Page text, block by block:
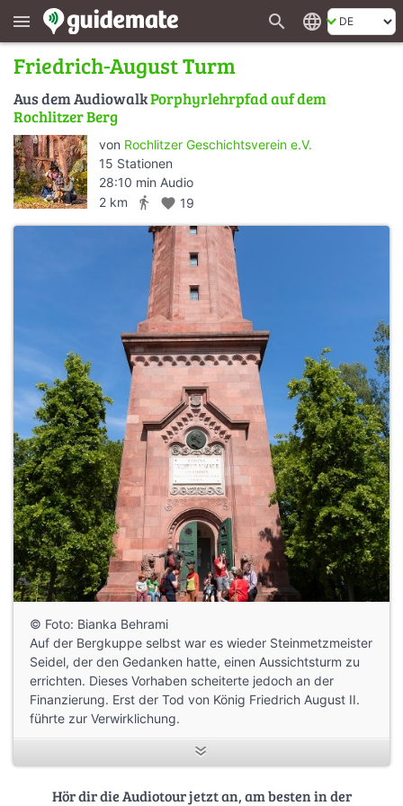
menu search language
Friedrich-August Turm
Aus dem AudiowalkPorphyrlehrpfad auf dem
Rochlitzer Berg
von Rochlitzer Geschichtsverein e.V.
15 Stationen
28:10 min Audio
2 km
directions_walk favorite 19
© Foto: Bianka Behrami
Auf der Bergkuppe selbst war es wieder Steinmetzmeister
Seidel, der den Gedanken hatte, einen Aussichtsturm zu
errichten. Dieses Vorhaben scheiterte jedoch an der
Finanzierung. Erst der Tod von König Friedrich August II.
führte zur Verwirklichung.
Am 9. August 1854 befand sich der König auf einer Reise
verunglückte er tödlich. Sein Leichnam wurde am 16.
Hör dir die Audiotour jetzt an, am besten in der